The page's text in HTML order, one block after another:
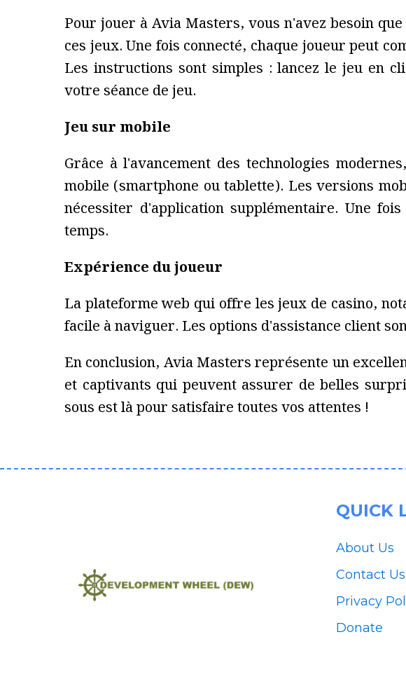
Pour jouer à Avia Masters, vous n'avez besoin
ces jeux. Une fois connecté, chaque joueur peut
Les instructions sont simples : lancez le jeu en
votre séance de jeu.
Jeu sur mobile
Grâce à l'avancement des technologies
mobile (smartphone ou tablette). Les versions
nécessiter d'application supplémentaire. Une
temps.
Expérience du joueur
La plateforme web qui offre les jeux de casino,
facile à naviguer. Les options d'assistance client
En conclusion, Avia Masters représente un
et captivants qui peuvent assurer de belles
sous est là pour satisfaire toutes vos attentes !
QUICK
About Us
Contact Us
Privacy
Donate